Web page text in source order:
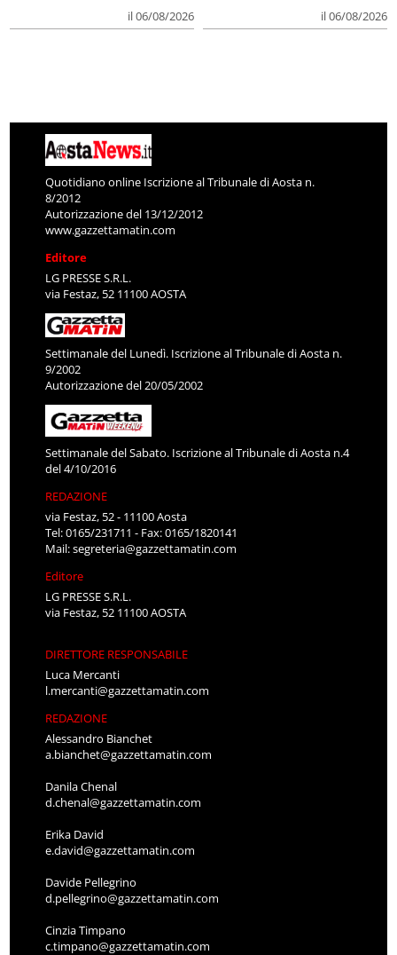
il 06/08/2026 il 06/08/2026
Quotidiano online Iscrizione al Tribunale di Aosta n.
8/2012
Autorizzazione del 13/12/2012
www.gazzettamatin.com
Editore
LG PRESSE S.R.L.
via Festaz, 52 11100 AOSTA
Settimanale del Lunedì. Iscrizione al Tribunale di Aosta n.
9/2002
Autorizzazione del 20/05/2002
Settimanale del Sabato. Iscrizione al Tribunale di Aosta n.4
del 4/10/2016
REDAZIONE
via Festaz, 52 - 11100 Aosta
Tel: 0165/231711 - Fax: 0165/1820141
Mail:segreteria@gazzettamatin.com
Editore
LG PRESSE S.R.L.
via Festaz, 52 11100 AOSTA
DIRETTORE RESPONSABILE
Luca Mercanti
l.mercanti@gazzettamatin.com
REDAZIONE
Alessandro Bianchet
a.bianchet@gazzettamatin.com
Danila Chenal
d.chenal@gazzettamatin.com
Erika David
e.david@gazzettamatin.com
Davide Pellegrino
d.pellegrino@gazzettamatin.com
Cinzia Timpano
c.timpano@gazzettamatin.com